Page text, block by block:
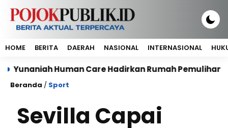
HOME BERITA DAERAH NASIONAL INTERNASIONAL
Human Care Hadirkan Rumah Pemulihan bagi
Beranda / Sport
Sevilla Capai